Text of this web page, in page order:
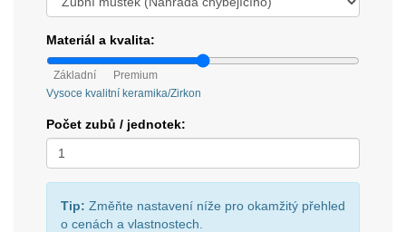
Materiál a kvalita:
Základní
Premium
Vysoce kvalitní keramika/Zirkon
Počet zubů / jednotek:
Tip: Změňte nastavení níže pro okamžitý přehled
o cenách a vlastnostech.